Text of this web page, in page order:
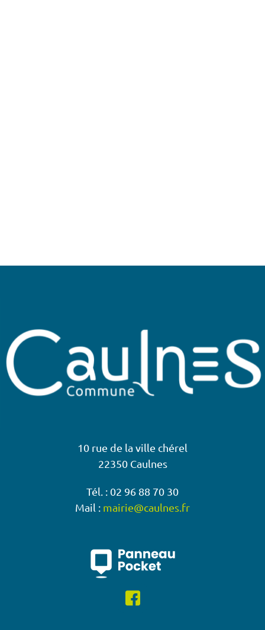
10 rue de la ville chérel
22350 Caulnes
Tél. : 02 96 88 70 30
Mail : mairie@caulnes.fr